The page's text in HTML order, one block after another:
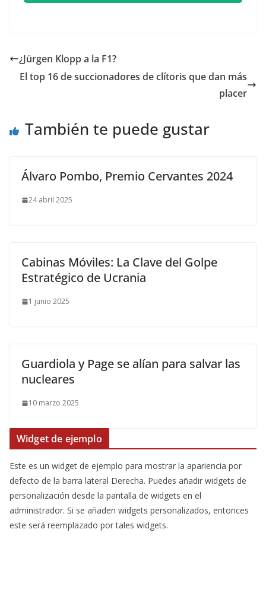
¿Jürgen Klopp a la F1?
El top 16 de succionadores de clítoris que dan más
placer
También te puede gustar
Álvaro Pombo, Premio Cervantes 2024
24 abril 2025
Cabinas Móviles: La Clave del Golpe
Estratégico de Ucrania
1 junio 2025
Guardiola y Page se alían para salvar las
nucleares
10 marzo 2025
Widget de ejemplo
Este es un widget de ejemplo para mostrar la apariencia por
defecto de la barra lateral Derecha. Puedes añadir widgets de
personalización desde la pantalla de widgets en el
administrador. Si se añaden widgets personalizados, entonces
este será reemplazado por tales widgets.